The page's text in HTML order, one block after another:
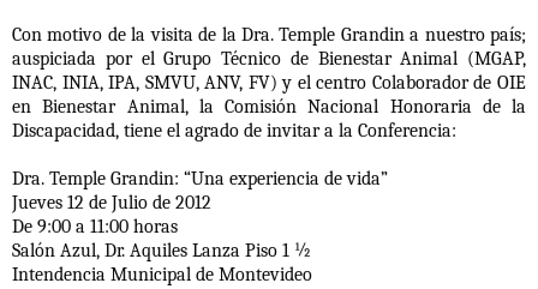
Con motivo de la visita de la Dra. Temple Grandin a nuestro país;
auspiciada por el Grupo Técnico de Bienestar Animal (MGAP,
INAC, INIA, IPA, SMVU, ANV, FV) y el centro Colaborador de OIE
en Bienestar Animal, la Comisión Nacional Honoraria de la
Discapacidad, tiene el agrado de invitar a la Conferencia:
Dra. Temple Grandin: “Una experiencia de vida”
Jueves 12 de Julio de 2012
De 9:00 a 11:00 horas
Salón Azul, Dr. Aquiles Lanza Piso 1 ½
Intendencia Municipal de Montevideo